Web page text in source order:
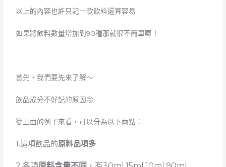
以上的內容也許只記一款飲料還算容易
如果將飲料數量增加到90種那就很不簡單囉！
首先，我們要先來了解～
飲品成分不好記的原因🤔
從上面的例子來看，可以分為以下兩點：
1.這項飲品的原料品項多